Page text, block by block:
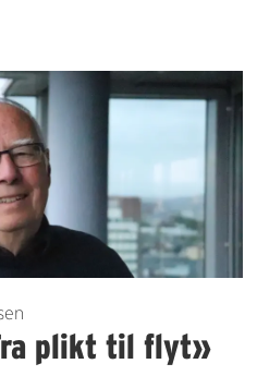
plikt til flyt»